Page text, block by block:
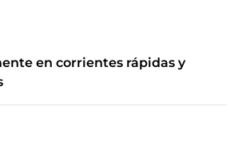
en corrientes rápidas y